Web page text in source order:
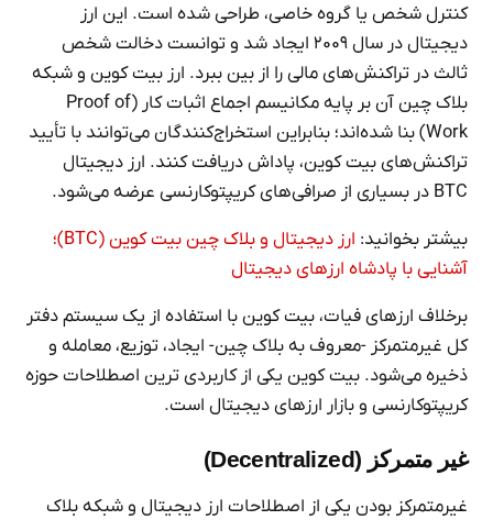
کنترل شخص یا گروه خاصی، طراحی شده است. این ارز
دیجیتال در سال ۲۰۰۹ ایجاد شد و توانست دخالت شخص
ثالث در تراکنش‌های مالی را از بین ببرد. ارز بیت کوین و شبکه
بلاک چین آن بر پایه مکانیسم اجماع اثبات کار (Proof of
Work) بنا شده‌اند؛ بنابراین استخراج‌کنندگان می‌توانند با تأیید
تراکنش‌های بیت کوین، پاداش دریافت کنند. ارز دیجیتال
BTC در بسیاری از صرافی‌های کریپتوکارنسی عرضه می‌شود.
بیشتر بخوانید:
ارز دیجیتال و بلاک چین بیت کوین (BTC)؛
آشنایی با پادشاه ارزهای دیجیتال
برخلاف ارزهای فیات، بیت کوین با استفاده از یک سیستم دفتر
کل غیرمتمرکز -معروف به بلاک چین- ایجاد، توزیع، معامله و
ذخیره می‌شود. بیت کوین یکی از کاربردی ترین اصطلاحات حوزه
کریپتوکارنسی و بازار ارزهای دیجیتال است.
غیر متمرکز (Decentralized)
غیرمتمرکز بودن یکی از اصطلاحات ارز دیجیتال و شبکه بلاک